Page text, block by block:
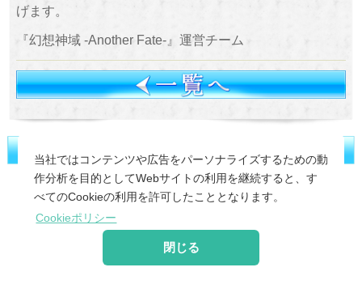
当社ではコンテンツや広告をパーソナライズするための動
作分析を目的としてWebサイトの利用を継続すると、す
べてのCookieの利用を許可したこととなります。
Cookieポリシー
閉じる
げます。
『幻想神域 -Another Fate-』運営チーム
©2026 MoonRabbit Corporation.